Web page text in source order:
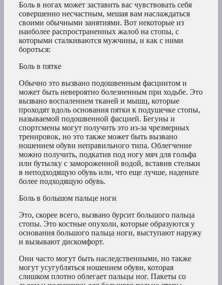
Боль в ногах может заставить вас чувствовать себя
совершенно несчастным, мешая вам наслаждаться
своими обычными занятиями. Вот некоторые из
наиболее распространенных жалоб на стопы, с
которыми сталкиваются мужчины, и как с ними
бороться:
Боль в пятке
Обычно это вызвано подошвенным фасциитом и
может быть невероятно болезненным при ходьбе. Это
вызвано воспалением тканей и мышц, которые
проходят вдоль основания пятки к подушечке стопы,
называемой подошвенной фасцией. Бегуны и
спортсмены могут получить это из-за чрезмерных
тренировок, но это также может быть вызвано
ношением обуви неправильного типа. Облегчение
можно получить, подкатив под ногу мяч для гольфа
или бутылку с замороженной водой, вставив стельки
в неподходящую обувь или, что еще лучше, наденьте
более подходящую обувь.
Боль в большом пальце ноги
Это, скорее всего, вызвано бурсит большого пальца
стопы. Это костные опухоли, которые образуются у
основания большого пальца ноги, выступают наружу
и вызывают дискомфорт.
Они часто могут быть наследственными, но также
могут усугубляться ношением обуви, которая
слишком плотно облегает пальцы ног. Пакеты со